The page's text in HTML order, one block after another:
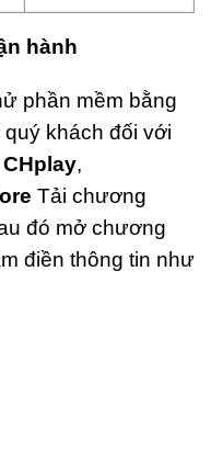
hành
phần mềm bằng
khách đối với
CHplay,
Tải chương
đó mở chương
điền thông tin như